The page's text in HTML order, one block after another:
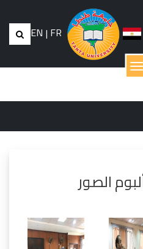
EN | FR
القائمة
الصور